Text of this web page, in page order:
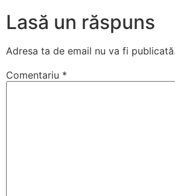
Lasă un răspuns
Adresa ta de email nu va fi publicată.
Comentariu *